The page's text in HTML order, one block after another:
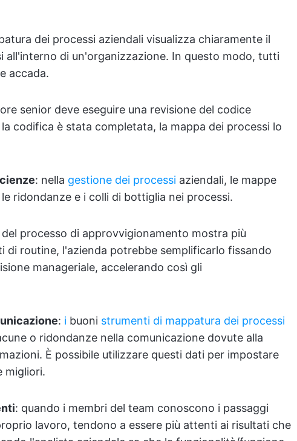
dei processi aziendali visualizza chiaramente il
all'interno di un'organizzazione. In questo modo, tutti
accada.
senior deve eseguire una revisione del codice
codifica è stata completata, la mappa dei processi lo
: nella gestione dei processi aziendali, le mappe
ridondanze e i colli di bottiglia nei processi.
processo di approvvigionamento mostra più
di routine, l'azienda potrebbe semplificarlo fissando
manageriale, accelerando così gli
: i buoni strumenti di mappatura dei processi
o ridondanze nella comunicazione dovute alla
È possibile utilizzare questi dati per impostare
migliori.
: quando i membri del team conoscono i passaggi
lavoro, tendono a essere più attenti ai risultati che